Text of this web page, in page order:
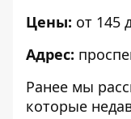
Цены: от 145
Адрес:
Ранее мы
которые